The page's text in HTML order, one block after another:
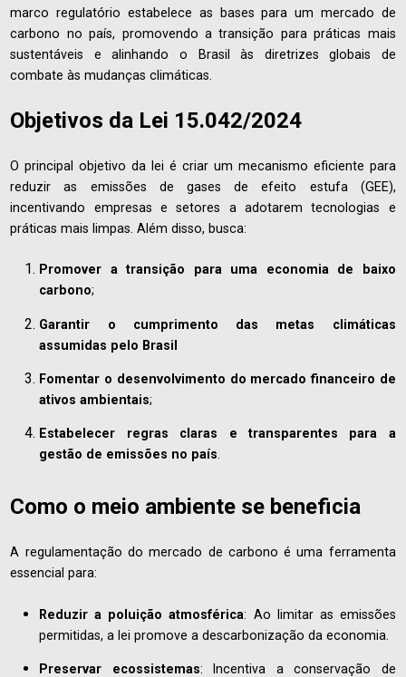
marco regulatório estabelece as bases para um mercado de
carbono no país, promovendo a transição para práticas mais
sustentáveis e alinhando o Brasil às diretrizes globais de
combate às mudanças climáticas.
Objetivos da Lei 15.042/2024
O principal objetivo da lei é criar um mecanismo eficiente para
reduzir as emissões de gases de efeito estufa (GEE),
incentivando empresas e setores a adotarem tecnologias e
práticas mais limpas. Além disso, busca:
Promover a transição para uma economia de baixo
carbono;
Garantir o cumprimento das metas climáticas
assumidas pelo Brasil
Fomentar o desenvolvimento do mercado financeiro de
ativos ambientais;
Estabelecer regras claras e transparentes para a
gestão de emissões no país
Como o meio ambiente se beneficia
A regulamentação do mercado de carbono é uma ferramenta
essencial para:
Reduzir a poluição atmosférica: Ao limitar as emissões
permitidas, a lei promove a descarbonização da economia.
Preservar ecossistemas: Incentiva a conservação de